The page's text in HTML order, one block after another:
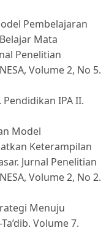
Pembelajaran
Mata
Penelitian
Volume 2, No 5.
Pendidikan IPA II.
Model
Keterampilan
Jurnal Penelitian
Volume 2, No 2.
Menuju
Volume 7.